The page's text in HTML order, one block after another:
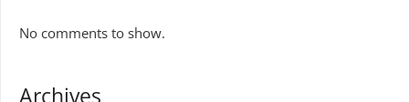
No comments to show.
Archives